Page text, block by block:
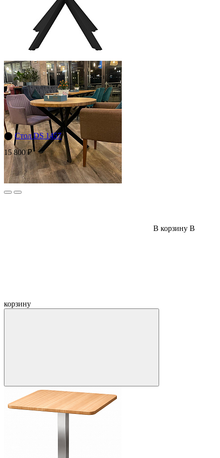
⬤ Стол DS 1457
15 800 ₽
В корзину В
корзину